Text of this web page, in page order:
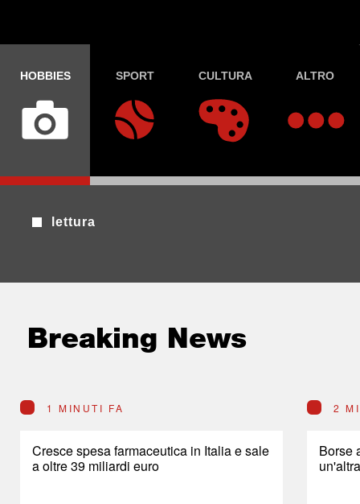
HOBBIES SPORT CULTURA ALTRO
lettura
Breaking News
1 MINUTI FA
Cresce spesa farmaceutica in Italia e sale
a oltre 39 miliardi euro
2
Borse